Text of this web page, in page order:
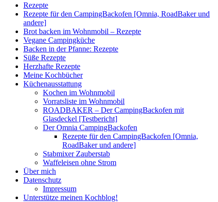
Rezepte
Rezepte für den CampingBackofen [Omnia, RoadBaker und
andere]
Brot backen im Wohnmobil – Rezepte
Vegane Campingküche
Backen in der Pfanne: Rezepte
Süße Rezepte
Herzhafte Rezepte
Meine Kochbücher
Küchenausstattung
Kochen im Wohnmobil
Vorratsliste im Wohnmobil
ROADBAKER – Der CampingBackofen mit
Glasdeckel [Testbericht]
Der Omnia CampingBackofen
Rezepte für den CampingBackofen [Omnia,
RoadBaker und andere]
Stabmixer Zauberstab
Waffeleisen ohne Strom
Über mich
Datenschutz
Impressum
Unterstütze meinen Kochblog!